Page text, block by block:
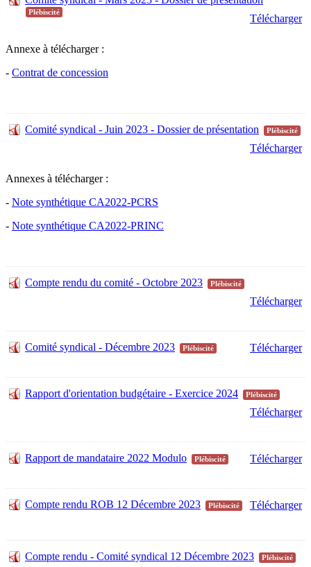
Plébiscité
Télécharger
Annexe à télécharger :
- Contrat de concession
Comité syndical - Juin 2023 - Dossier de présentation Plébiscité
Télécharger
Annexes à télécharger :
- Note synthétique CA2022-PCRS
- Note synthétique CA2022-PRINC
Compte rendu du comité - Octobre 2023 Plébiscité
Télécharger
Comité syndical - Décembre 2023 Plébiscité Télécharger
Rapport d'orientation budgétaire - Exercice 2024 Plébiscité
Télécharger
Rapport de mandataire 2022 Modulo Plébiscité Télécharger
Compte rendu ROB 12 Décembre 2023 Plébiscité Télécharger
Compte rendu - Comité syndical 12 Décembre 2023 Plébiscité